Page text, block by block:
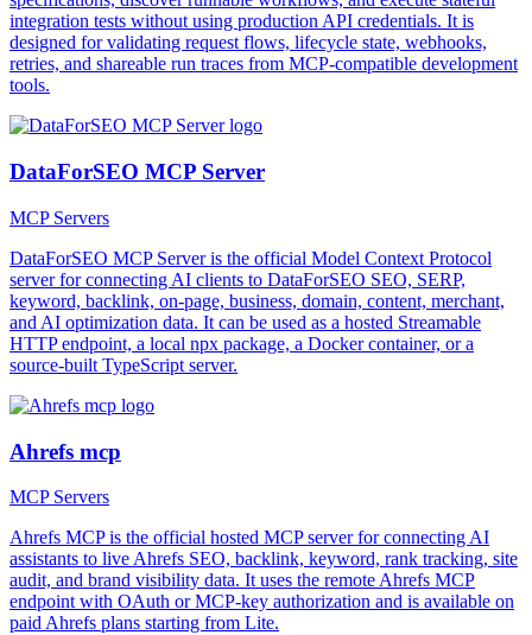
integration tests without using production API credentials. It is
designed for validating request flows, lifecycle state, webhooks,
retries, and shareable run traces from MCP-compatible development
tools.
DataForSEO MCP Server
MCP Servers
DataForSEO MCP Server is the official Model Context Protocol
server for connecting AI clients to DataForSEO SEO, SERP,
keyword, backlink, on-page, business, domain, content, merchant,
and AI optimization data. It can be used as a hosted Streamable
HTTP endpoint, a local npx package, a Docker container, or a
source-built TypeScript server.
Ahrefs mcp
MCP Servers
Ahrefs MCP is the official hosted MCP server for connecting AI
assistants to live Ahrefs SEO, backlink, keyword, rank tracking, site
audit, and brand visibility data. It uses the remote Ahrefs MCP
endpoint with OAuth or MCP-key authorization and is available on
paid Ahrefs plans starting from Lite.